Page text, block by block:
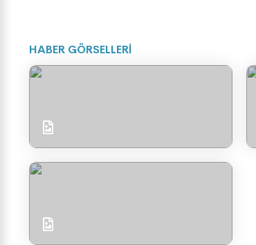
HABER GÖRSELLERİ